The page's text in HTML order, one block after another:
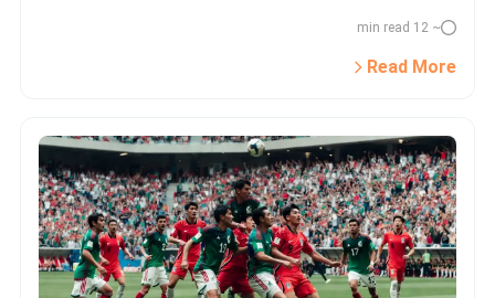
~ 12 min read
Read More